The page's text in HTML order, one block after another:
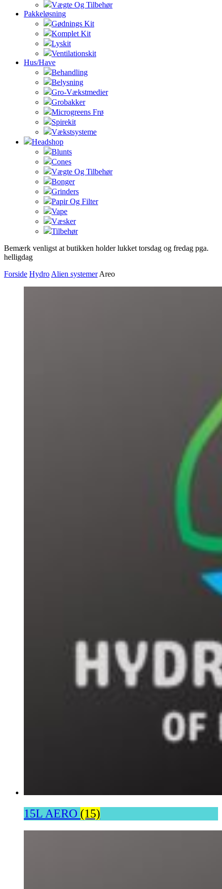
Vægte Og Tilbehør
Pakkeløsning
Gødnings Kit
Komplet Kit
Lyskit
Ventilationskit
Hus/Have
Behandling
Belysning
Gro-Vækstmedier
Grobakker
Microgreens Frø
Spirekit
Vækstsysteme
Headshop
Blunts
Cones
Vægte Og Tilbehør
Bonger
Grinders
Papir Og Filter
Vape
Væsker
Tilbehør
Bemærk venligst at butikken holder lukket torsdag og fredag pga.
helligdag
Forside Hydro Alien systemer Areo
15L AERO (15)